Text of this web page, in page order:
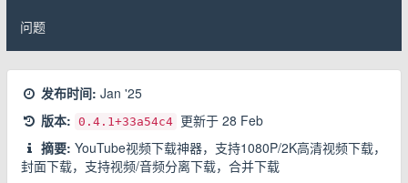
问题
发布时间: Jan '25
版本: 0.4.1+33a54c4 更新于 28 Feb
摘要: YouTube视频下载神器，支持1080P/2K高清视频下载，
封面下载，支持视频/音频分离下载，合并下载